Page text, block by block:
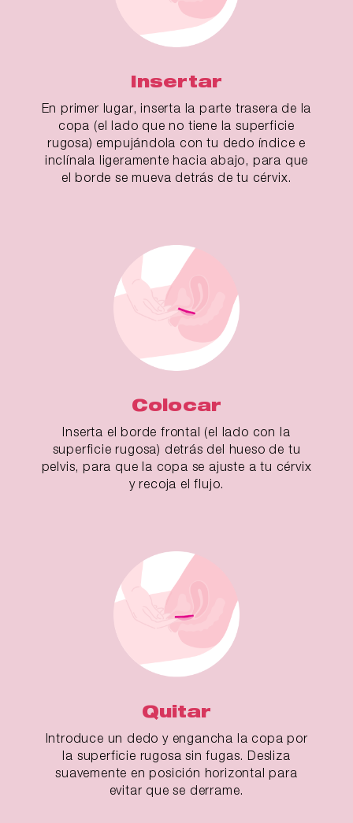
Insertar
En primer lugar, inserta la parte trasera de la
copa (el lado que no tiene la superficie
rugosa) empujándola con tu dedo índice e
inclínala ligeramente hacia abajo, para que
el borde se mueva detrás de tu cérvix.
Colocar
Inserta el borde frontal (el lado con la
superficie rugosa) detrás del hueso de tu
pelvis, para que la copa se ajuste a tu cérvix
y recoja el flujo.
Quitar
Introduce un dedo y engancha la copa por
la superficie rugosa sin fugas. Desliza
suavemente en posición horizontal para
evitar que se derrame.